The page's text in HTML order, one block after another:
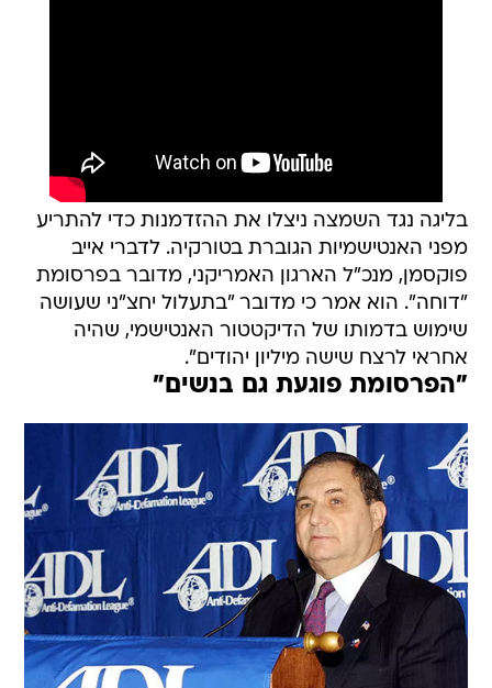
בליגה נגד השמצה ניצלו את ההזדמנות כדי להתריע
מפני האנטישמיות הגוברת בטורקיה. לדברי אייב
פוקסמן, מנכ"ל הארגון האמריקני, מדובר בפרסומת
"דוחה". הוא אמר כי מדובר "בתעלול יחצ"ני שעושה
שימוש בדמותו של הדיקטטור האנטישמי, שהיה
אחראי לרצח שישה מיליון יהודים".
"הפרסומת פוגעת גם בנשים"